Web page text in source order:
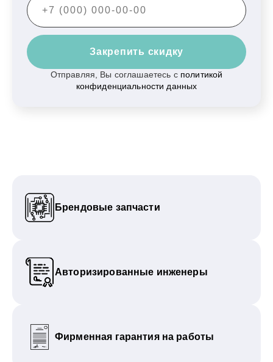
Закрепить скидку
Отправляя, Вы соглашаетесь с политикой
конфиденциальности данных
Брендовые запчасти
Авторизированные инженеры
Фирменная гарантия на работы